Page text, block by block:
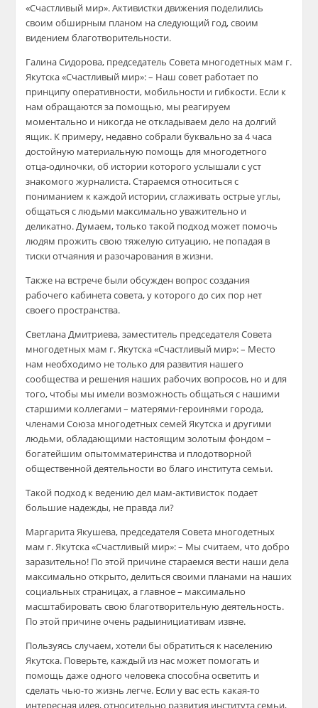
«Счастливый мир». Активистки движения поделились
своим обширным планом на следующий год, своим
видением благотворительности.
Галина Сидорова, председатель Совета многодетных мам г.
Якутска «Счастливый мир»: – Наш совет работает по
принципу оперативности, мобильности и гибкости. Если к
нам обращаются за помощью, мы реагируем
моментально и никогда не откладываем дело на долгий
ящик. К примеру, недавно собрали буквально за4 часа
достойную материальную помощь для многодетного
отца-одиночки, об истории которого услышали с уст
знакомого журналиста.Стараемсяотноситься с
пониманием к каждой истории, сглаживать острые углы,
общаться с людьми максимально уважительно и
деликатно. Думаем, только такой подход может помочь
людям прожить свою тяжелую ситуацию, не попадая в
тиски отчаяния и разочарования в жизни.
Также на встрече были обсужден вопроссоздания
рабочего кабинета совета, у которого до сих пор нет
своего пространства.
Светлана Дмитриева, заместитель председателя Совета
многодетных мам г. Якутска «Счастливый мир»: – Место
нам необходимо не только для развития нашего
сообщества и решения наших рабочих вопросов, но и для
того, чтобы мы имели возможность общатьсяс нашими
старшими коллегами – матерями-героинями города,
членами Союза многодетных семей Якутска и другими
людьми, обладающими настоящим золотым фондом –
богатейшим опытомматеринства и плодотворной
общественной деятельности во благо института семьи.
Такой подход к ведению дел мам-активисток подает
большие надежды, не правда ли?
Маргарита Якушева, председателя Совета многодетных
мам г. Якутска «Счастливый мир»:– Мы считаем, что добро
заразительно! По этой причине стараемся вести наши дела
максимально открыто,делиться своими планами на наших
социальных страницах, а главное – максимально
масштабировать свою благотворительную деятельность.
По этой причинеочень радыинициативам извне.
Пользуясь случаем, хотели бы обратиться к населению
Якутска. Поверьте, каждый из нас может помогать и
помощь даже одного человека способна осветить и
сделать чью-то жизнь легче. Если у вас есть какая-то
интересная идея, относительно развития института семьи,